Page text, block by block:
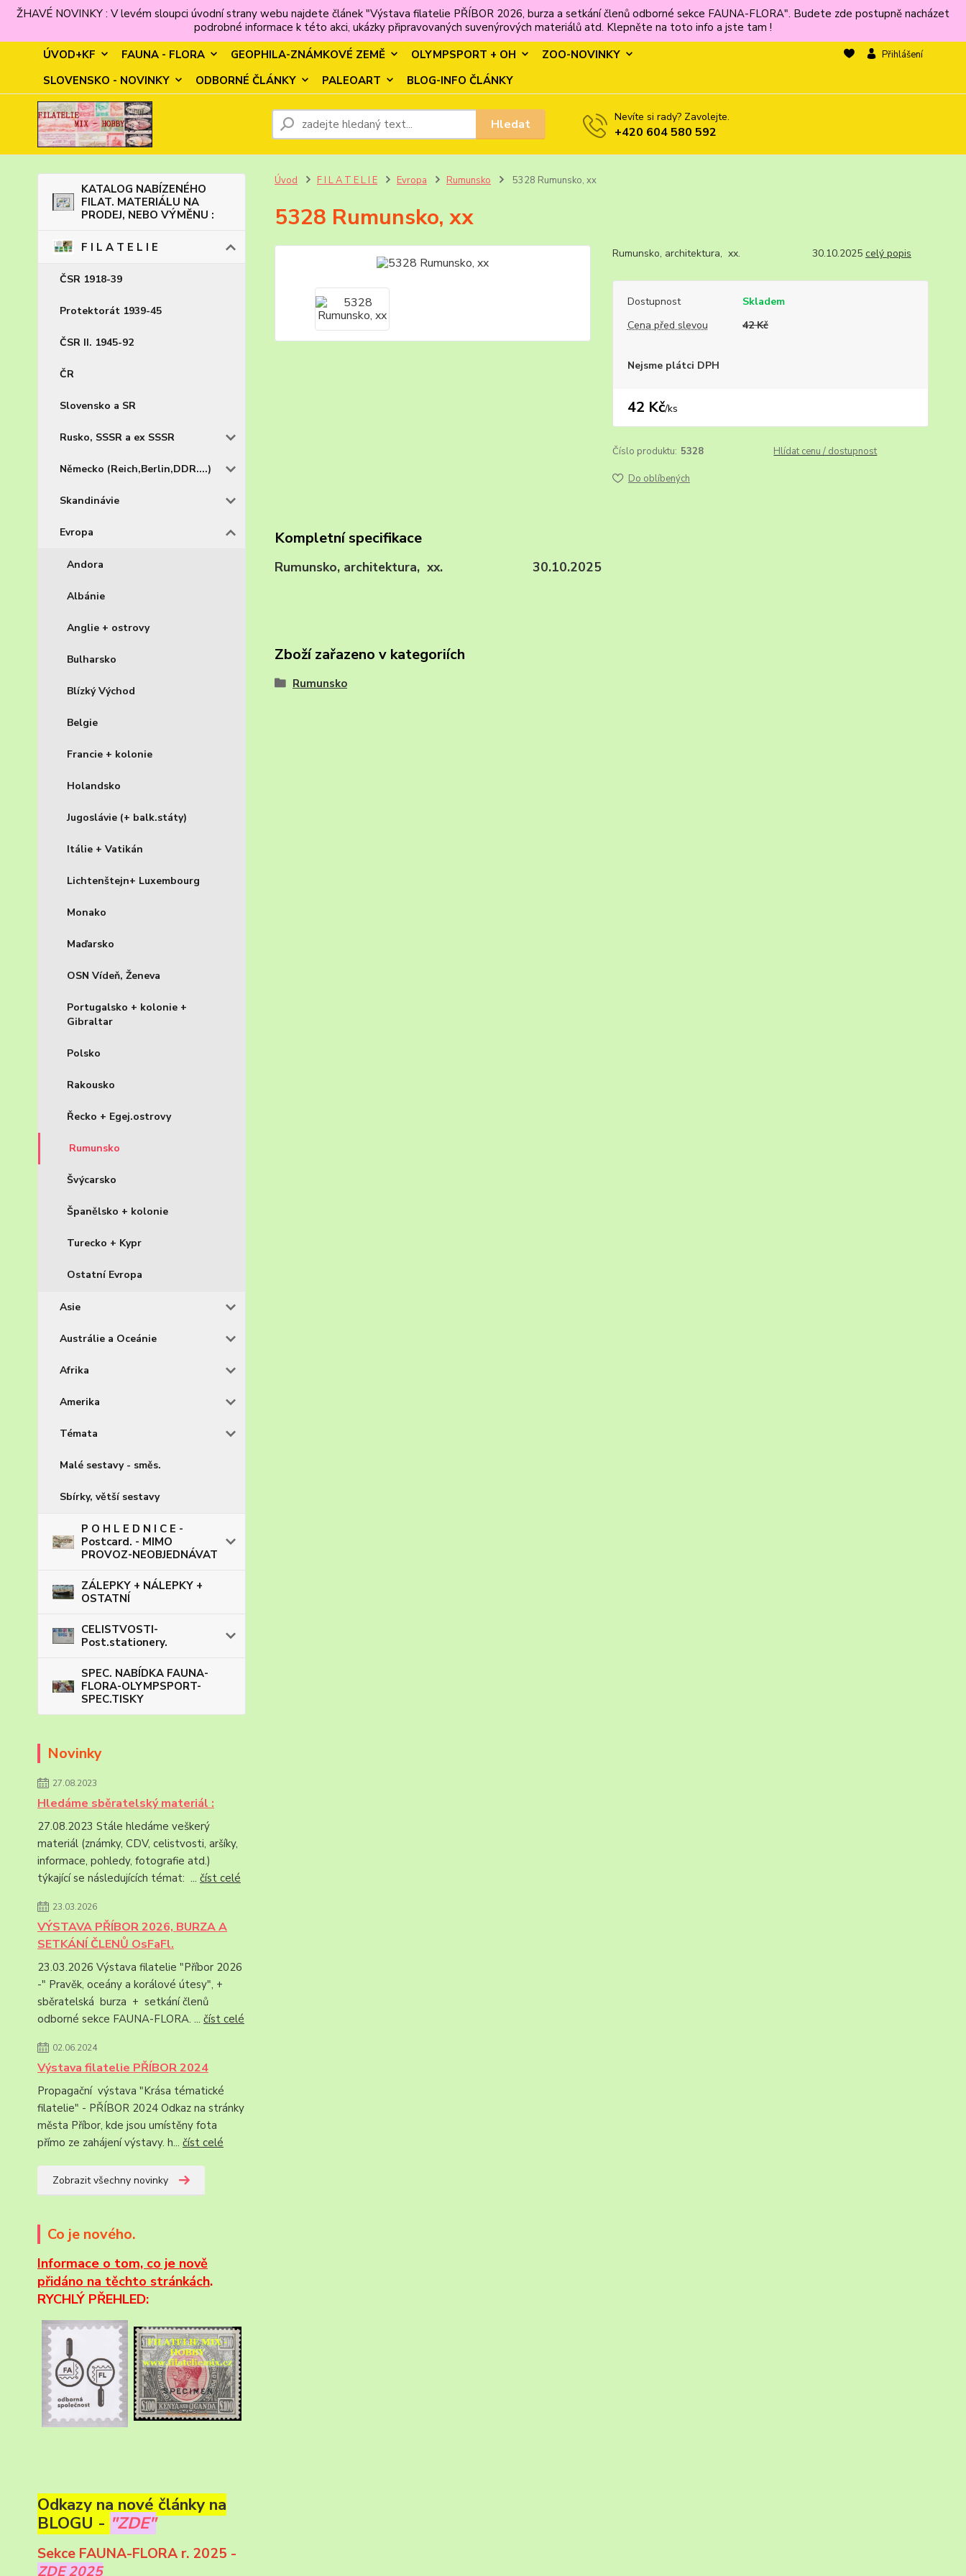
ŽHAVÉ NOVINKY : V levém sloupci úvodní strany webu najdete článek "Výstava filatelie PŘÍBOR 2026, burza a setkání členů odborné sekce FAUNA-FLORA". Budete zde postupně nacházet
podrobné informace k této akci, ukázky připravovaných suvenýrových materiálů atd. Klepněte na toto info a jste tam !
ÚVOD+KF
FAUNA - FLORA GEOPHILA-ZNÁMKOVÉ ZEMĚ OLYMPSPORT + OH
ZOO-NOVINKY
SLOVENSKO - NOVINKY
ODBORNÉ ČLÁNKY PALEOART BLOG-INFO ČLÁNKY
Přihlášení
Hledat Nevíte si rady? Zavolejte.
+420 604 580 592
KATALOG NABÍZENÉHO
FILAT. MATERIÁLU NA
PRODEJ, NEBO VÝMĚNU :
F I L A T E L I E
ČSR 1918-39
Protektorát 1939-45
ČSR II. 1945-92
ČR
Slovensko a SR
Rusko, SSSR a ex SSSR
Německo (Reich,Berlin,DDR....)
Skandinávie
Evropa
Andora
Albánie
Anglie + ostrovy
Bulharsko
Blízký Východ
Belgie
Francie + kolonie
Holandsko
Jugoslávie (+ balk.státy)
Itálie + Vatikán
Lichtenštejn+ Luxembourg
Monako
Maďarsko
OSN Vídeň, Ženeva
Portugalsko + kolonie +
Gibraltar
Polsko
Rakousko
Řecko + Egej.ostrovy
Rumunsko
Švýcarsko
Španělsko + kolonie
Turecko + Kypr
Ostatní Evropa
Asie
Austrálie a Oceánie
Afrika
Amerika
Témata
Malé sestavy - směs.
Sbírky, větší sestavy
P O H L E D N I C E -
Postcard. - MIMO
PROVOZ-NEOBJEDNÁVAT
ZÁLEPKY + NÁLEPKY +
OSTATNÍ
CELISTVOSTI-
Post.stationery.
SPEC. NABÍDKA FAUNA-
FLORA-OLYMPSPORT-
SPEC.TISKY
Novinky
27.08.2023
Hledáme sběratelský materiál :
27.08.2023 Stále hledáme veškerý
materiál (známky, CDV, celistvosti, aršíky,
informace, pohledy, fotografie atd.)
týkající se následujících témat: ... číst celé
23.03.2026
VÝSTAVA PŘÍBOR 2026, BURZA A
SETKÁNÍ ČLENŮ OsFaFl.
23.03.2026 Výstava filatelie "Příbor 2026
-" Pravěk, oceány a korálové útesy", +
sběratelská burza + setkání členů
odborné sekce FAUNA-FLORA. ... číst celé
02.06.2024
Výstava filatelie PŘÍBOR 2024
Propagační výstava "Krása tématické
filatelie" - PŘÍBOR 2024 Odkaz na stránky
města Příbor, kde jsou umístěny fota
přímo ze zahájení výstavy. h... číst celé
Zobrazit všechny novinky
Co je nového.
Informace o tom, co je nově
přidáno na těchto stránkách.
RYCHLÝ PŘEHLED:
Odkazy na nové články na
BLOGU - "ZDE"
Sekce FAUNA-FLORA r. 2025 -
ZDE 2025
Úvod F I L A T E L I E Evropa Rumunsko 5328 Rumunsko, xx
5328 Rumunsko, xx
Rumunsko, architektura, xx. 30.10.2025 celý popis
Dostupnost
Skladem
Cena před slevou
42 Kč
Nejsme plátci DPH
42 Kč/ks
Číslo produktu: 5328 Hlídat cenu / dostupnost
Do oblíbených
Kompletní specifikace
Rumunsko, architektura, xx. 30.10.2025
Zboží zařazeno v kategoriích
Rumunsko